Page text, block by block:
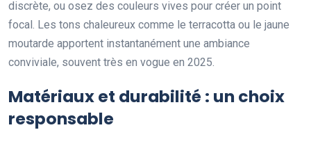
discrète, ou osez des couleurs vives pour créer un point
focal. Les tons chaleureux comme le terracotta ou le jaune
moutarde apportent instantanément une ambiance
conviviale, souvent très en vogue en 2025.
Matériaux et durabilité : un choix
responsable